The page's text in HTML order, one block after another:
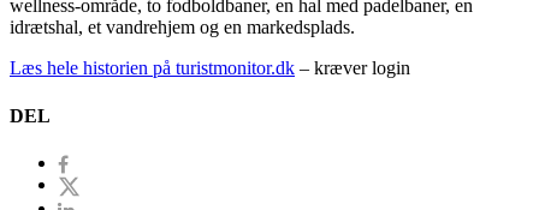
wellness-område, to fodboldbaner, en hal med padelbaner, en
idrætshal, et vandrehjem og en markedsplads.
Læs hele historien på turistmonitor.dk – kræver login
DEL